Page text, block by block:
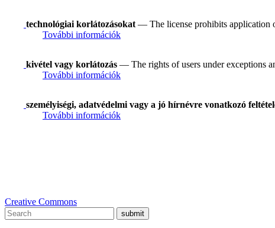
technológiai korlátozásokat — The license prohibits application
További információk
kivétel vagy korlátozás — The rights of users under exceptions
További információk
személyiségi, adatvédelmi vagy a jó hírnévre vonatkozó
További információk
Creative Commons
submit